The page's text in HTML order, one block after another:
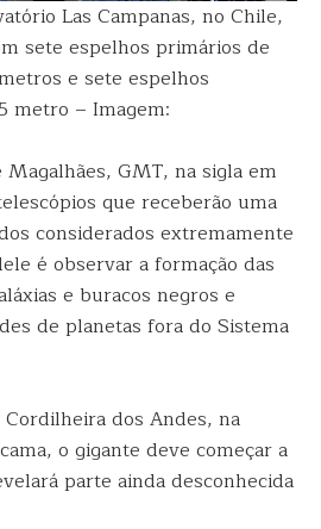
Las Campanas, no Chile,
sete espelhos primários de
e sete espelhos
metro – Imagem:
Magalhães, GMT, na sigla em
que receberão uma
considerados extremamente
é observar a formação das
e buracos negros e
de planetas fora do Sistema
dos Andes, na
o gigante deve começar a
parte ainda desconhecida